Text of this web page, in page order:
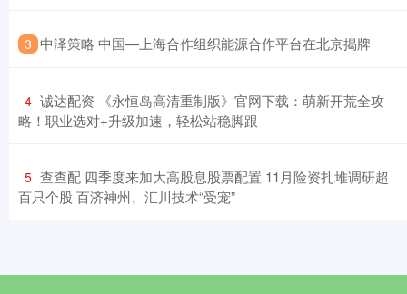
3 ​中泽策略 中国—上海合作组织能源合作平台在北京揭牌
4 ​诚达配资 《永恒岛高清重制版》官网下载：萌新开荒全攻
略！职业选对+升级加速，轻松站稳脚跟
5 ​查查配 四季度来加大高股息股票配置 11月险资扎堆调研超
百只个股 百济神州、汇川技术“受宠”